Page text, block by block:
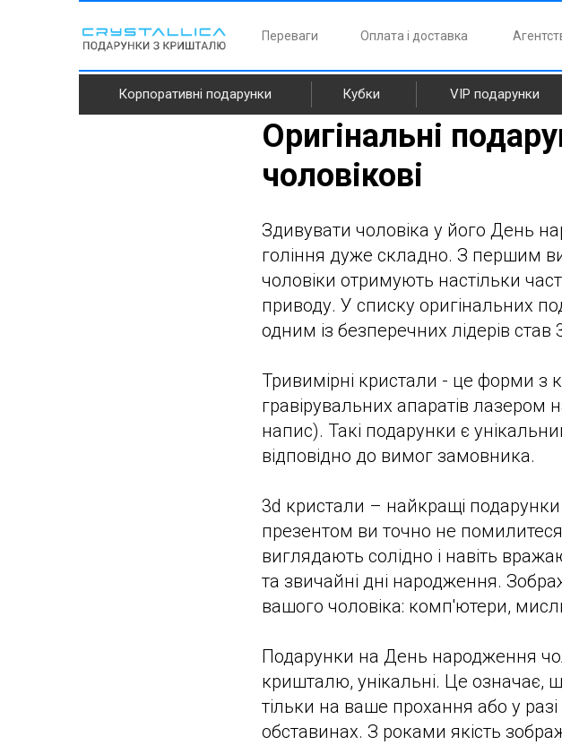
Переваги Оплата і доставка
Корпоративні подарунки Кубки VIP подарунки
Оригінальні
чоловікові
Здивувати чоловіка у його День
гоління дуже складно. З першим
чоловіки отримують настільки
приводу. У списку оригінальних
одним із безперечних лідерів
Тривимірні кристали - це форми з
гравірувальних апаратів
напис). Такі подарунки є
відповідно до вимог замовника.
3d кристали – найкращі
презентом ви точно не
виглядають солідно і навіть
та звичайні дні народження.
вашого чоловіка: комп'ютери,
Подарунки на День народження
кришталю, унікальні. Це
тільки на ваше прохання або у
обставинах. З роками якість